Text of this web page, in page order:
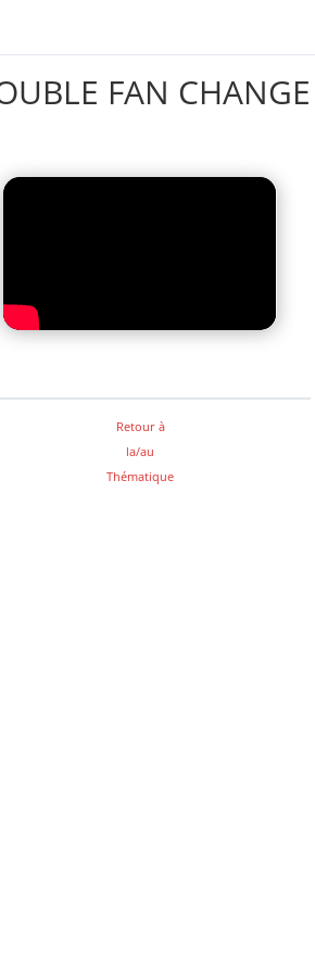
FAN CHANGE
Retour à
la/au
Thématique